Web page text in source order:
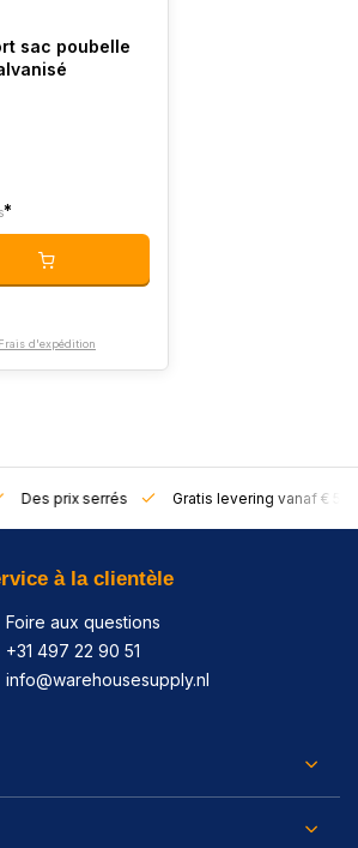
sac poubelle
*
Frais d'expédition
Des prix serrés Gratis levering vanaf €
à la clientèle
Foire aux questions
+31 497 22 90 51
info@warehousesupply.nl